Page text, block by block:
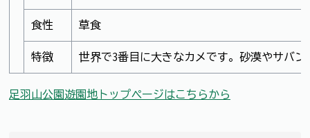
食性 草食
特徴 世界で3番目に大きなカメです。砂漠やサバ
足羽山公園遊園地トップページはこちらから